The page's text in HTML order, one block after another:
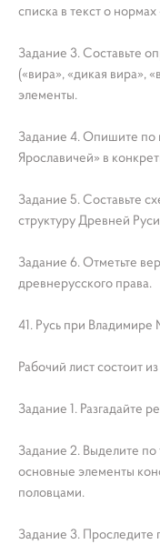
списка в текст о
Задание 3. Составьте
(«вира», «дикая вира»,
элементы.
Задание 4. Опишите
Ярославичей» в
Задание 5. Составьте
структуру Древней
Задание 6. Отметьте
древнерусского права.
41. Русь при
Рабочий лист состоит
Задание 1. Разгадайте
Задание 2. Выделите
основные элементы
половцами.
Задание 3. Проследите